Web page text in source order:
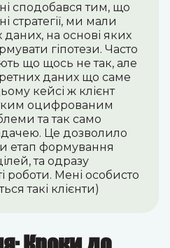
сподобався тим, що
стратегії, ми мали
даних, на основі яких
гіпотези. Часто
що щось не так, але
даних що саме
кейсі ж клієнт
оцифрованим
та так само
Це дозволило
етап формування
та одразу
роботи. Мені особисто
такі клієнти)